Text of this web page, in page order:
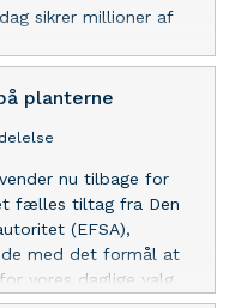
sikrer millioner af
planterne
nu tilbage for
fælles tiltag fra Den
(EFSA),
med det formål at
vores daglige valg.